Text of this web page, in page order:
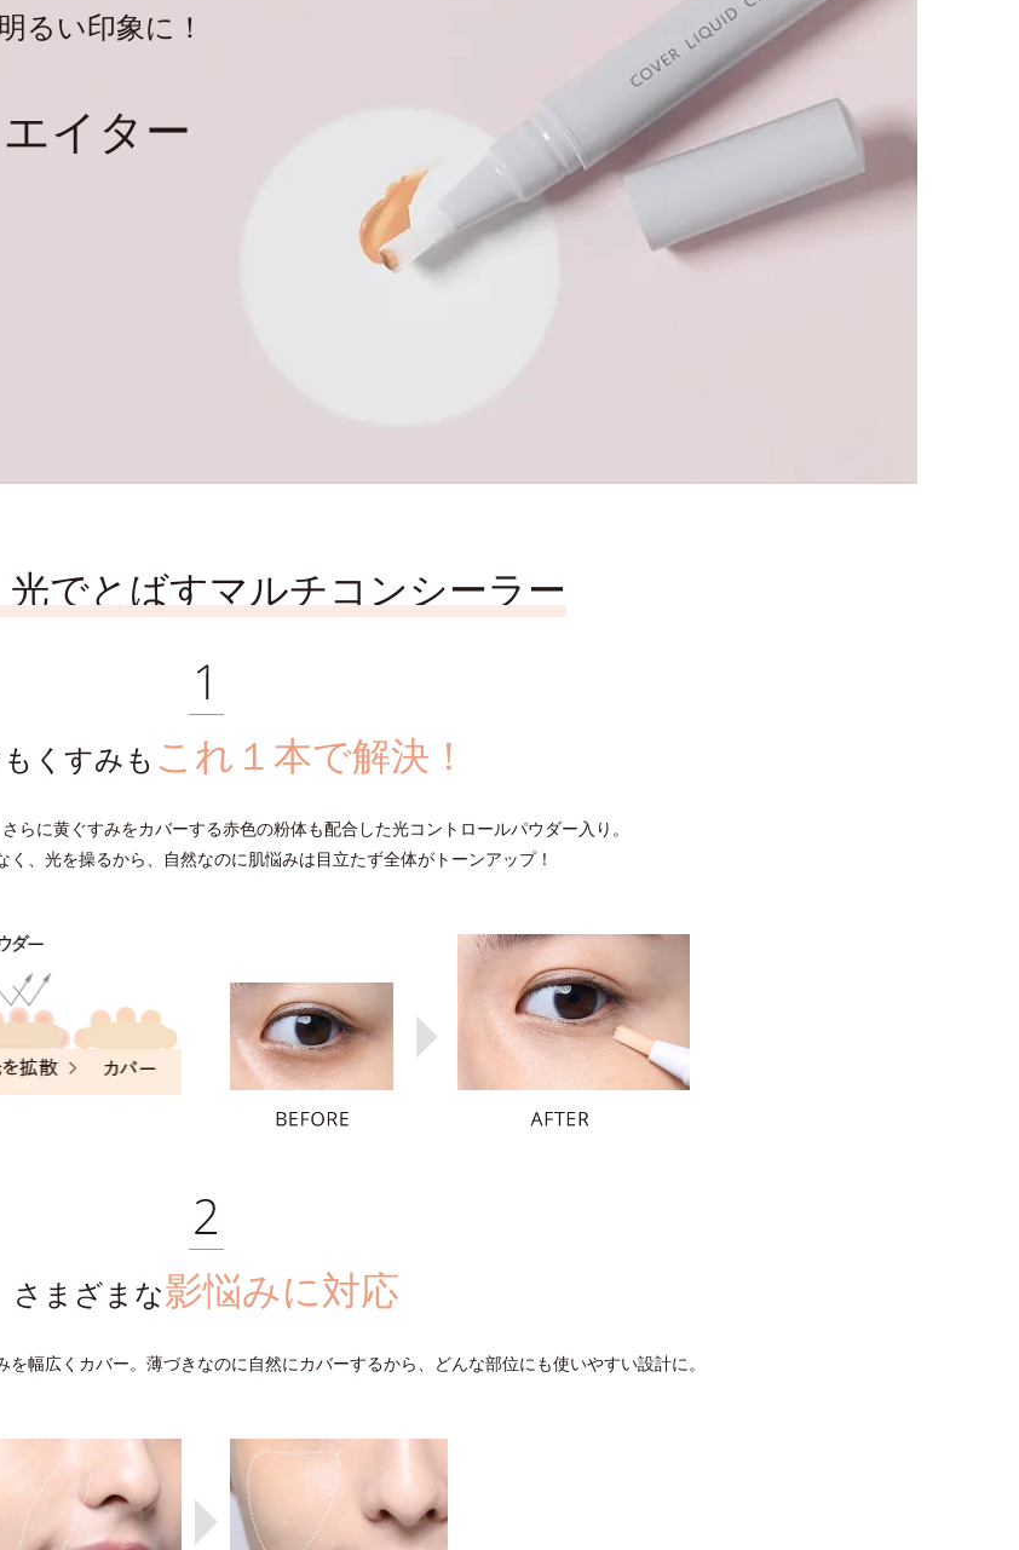
るい印象に！
イター
光でとばすマルチコンシーラー
くすみも これ１本で解決！
らに黄ぐすみをカバーする赤色の粉体も配合した光コントロールパウダー入り。
く、光を操るから、自然なのに肌悩みは目立たず全体がトーンアップ！
さまざまな影悩みに対応
幅広くカバー。薄づきなのに自然にカバーするから、どんな部位にも使いやすい設計に。